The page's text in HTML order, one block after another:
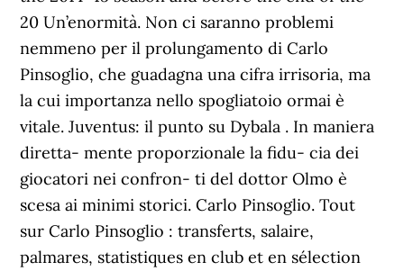
20 Un’enormità. Non ci saranno problemi
nemmeno per il prolungamento di Carlo
Pinsoglio, che guadagna una cifra irrisoria, ma
la cui importanza nello spogliatoio ormai è
vitale. Juventus: il punto su Dybala . In maniera
diretta- mente proporzionale la fidu- cia dei
giocatori nei confron- ti del dottor Olmo è
scesa ai minimi storici. Carlo Pinsoglio. Tout
sur Carlo Pinsoglio : transferts, salaire,
palmares, statistiques en club et en sélection